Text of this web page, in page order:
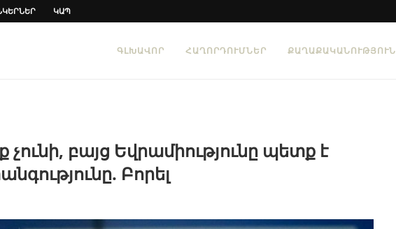
ԿԱՊ
ԳԼԽԱՎՈՐ ՀԱՂՈՐԴՈՒՄՆԵՐ ՔԱՂԱՔԱԿԱՆՈՒԹՅՈՒՆ
բայց Եվրամիությունը պետք է
Բորել